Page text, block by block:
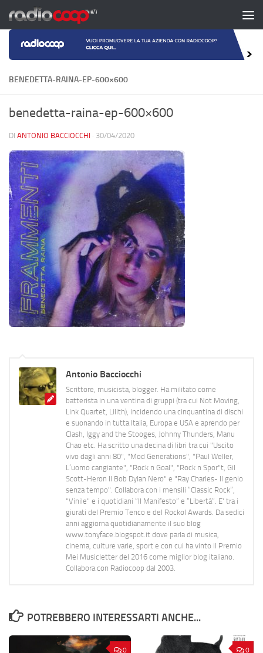
Salta al contenuto
BENEDETTA-RAINA-EP-600×600
benedetta-raina-ep-600×600
DI ANTONIO BACCIOCCHI · 30/04/2020
Antonio Bacciocchi
Scrittore, musicista, blogger. Ha militato come
batterista in una ventina di gruppi (tra cui Not Moving,
Link Quartet, Lilith), incidendo una cinquantina di dischi
e suonando in tutta Italia, Europa e USA e aprendo per
Clash, Iggy and the Stooges, Johnny Thunders, Manu
Chao etc. Ha scritto una decina di libri tra cui "Uscito
vivo dagli anni 80", "Mod Generations", "Paul Weller,
L’uomo cangiante", "Rock n Goal", "Rock n Spor"t, Gil
Scott-Heron Il Bob Dylan Nero" e "Ray Charles- Il genio
senza tempo". Collabora con i mensili “Classic Rock”,
"Vinile" e i quotidiani “Il Manifesto” e “Libertà”. E' tra i
giurati del Premio Tenco e del Rockol Awards. Da sedici
anni aggiorna quotidianamente il suo blog
www.tonyface.blogspot.it dove parla di musica,
cinema, culture varie, sport e con cui ha vinto il Premio
Mei Musicletter del 2016 come miglior blog italiano.
Collabora con Radiocoop dal 2003.
POTREBBERO INTERESSARTI ANCHE...
0 0